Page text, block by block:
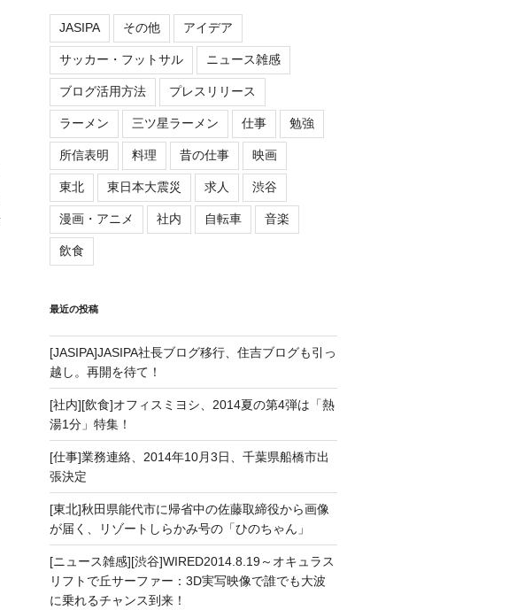
JASIPA その他 アイデア
サッカー・フットサル ニュース雑感
ブログ活用方法 プレスリリース
ラーメン 三ツ星ラーメン 仕事 勉強
所信表明 料理 昔の仕事 映画
東北 東日本大震災 求人 渋谷
漫画・アニメ 社内 自転車 音楽
飲食
最近の投稿
[JASIPA]JASIPA社長ブログ移行、住吉ブログも引っ
越し。再開を待て！
[社内][飲食]オフィスミヨシ、2014夏の第4弾は「熱
湯1分」特集！
[仕事]業務連絡、2014年10月3日、千葉県船橋市出
張決定
[東北]秋田県能代市に帰省中の佐藤取締役から画像
が届く、リゾートしらかみ号の「ひのちゃん」
[ニュース雑感][渋谷]WIRED2014.8.19～オキュラス
リフトで丘サーファー：3D実写映像で誰でも大波
に乗れるチャンス到来！